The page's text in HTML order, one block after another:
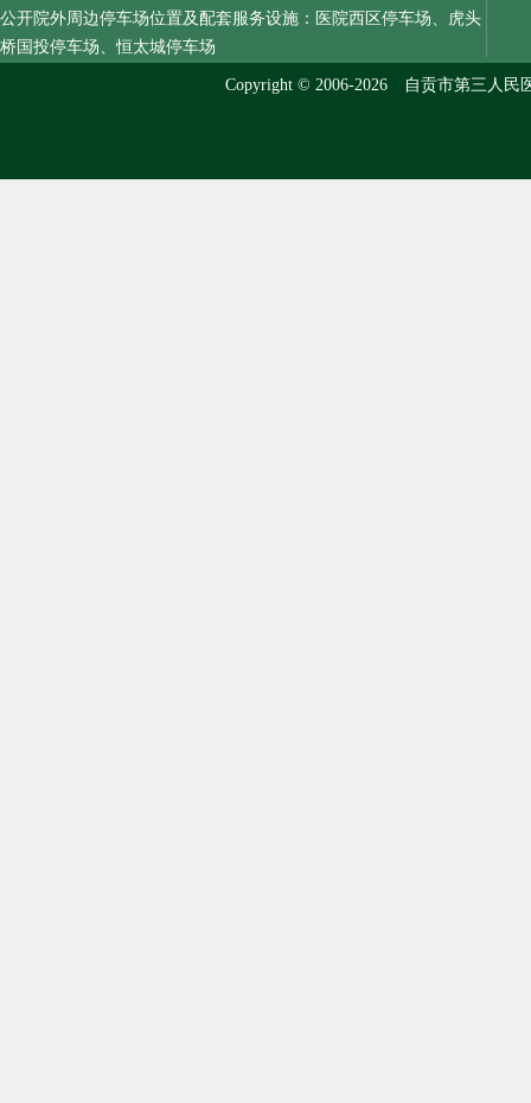
公开院外周边停车场位置及配套服务设施：医院西区停车场、虎头
桥国投停车场、恒太城停车场
Copyright © 2006-2026 自贡市第三人